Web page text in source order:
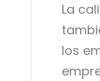
La
los